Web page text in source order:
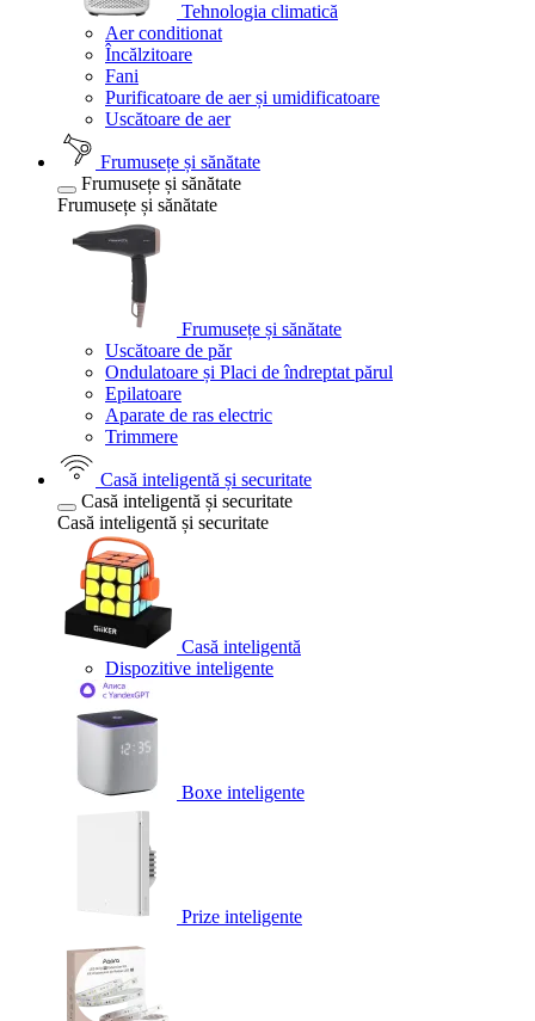
Tehnologia climatică
Aer conditionat
Încălzitoare
Fani
Purificatoare de aer și umidificatoare
Uscătoare de aer
Frumusețe și sănătate
Frumusețe și sănătate
Frumusețe și sănătate
Frumusețe și sănătate
Uscătoare de păr
Ondulatoare și Placi de îndreptat părul
Epilatoare
Aparate de ras electric
Trimmere
Casă inteligentă și securitate
Casă inteligentă și securitate
Casă inteligentă și securitate
Casă inteligentă
Dispozitive inteligente
Boxe inteligente
Prize inteligente